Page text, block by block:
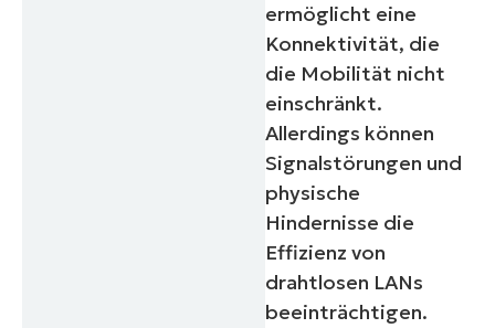
ermöglicht eine
Konnektivität, die
die Mobilität nicht
einschränkt.
Allerdings können
Signalstörungen und
physische
Hindernisse die
Effizienz von
drahtlosen LANs
beeinträchtigen.